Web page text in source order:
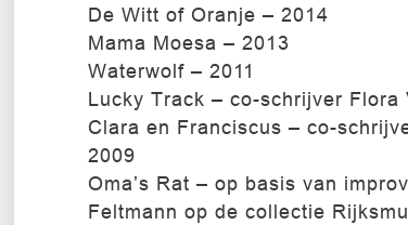
De Witt of Oranje – 2014
Mama Moesa – 2013
Waterwolf – 2011
Lucky Track – co-schrijver Flora
Clara en Franciscus – co-
2009
Oma’s Rat – op basis van
Feltmann op de collectie